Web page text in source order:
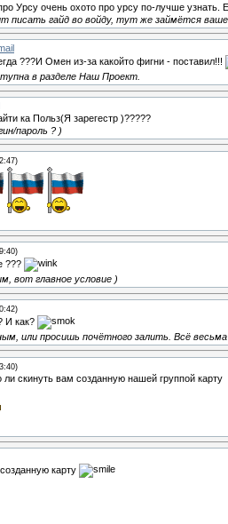
Урсу очень охото про урсу по-лучше узнать.
писать гайд во войду, тут же займётся
???И Омен из-за какойто фигни - поставил!!!
в разделе Наш Проект.
ка Польз(Я зарегестр )?????
пароль ? )
???
вот главное условие )
И как?
или просишь почётного залить. Всё
скинуть вам созданную нашей группой карту
карту